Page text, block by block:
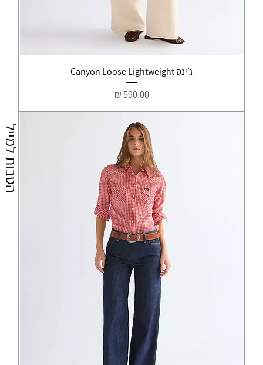
הטבות למייל
ג׳ינס Canyon Loose Lightweight
מחיר‏590.00 ‏₪